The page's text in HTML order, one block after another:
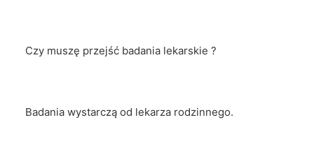
Czy muszę przejść badania lekarskie ?
Badania wystarczą od lekarza rodzinnego.